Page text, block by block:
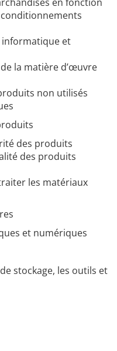
informatique et
la matière d’œuvre
non utilisés
des produits
des produits
les matériaux
et numériques
stockage, les outils et